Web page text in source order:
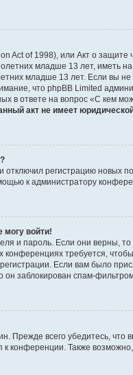
Act of 1998), или Акт о
младше 13 лет, иметь
младше 13 лет. Если вы
что phpBB Limited
в ответе на вопрос «С кем
акт не имеет
регистрацию новых
к администратору
могу войти!
и пароль. Если они верны,
требуется,
Если вам было
заблокирован спам-
Прежде всего убедитесь,
к конференции. Также